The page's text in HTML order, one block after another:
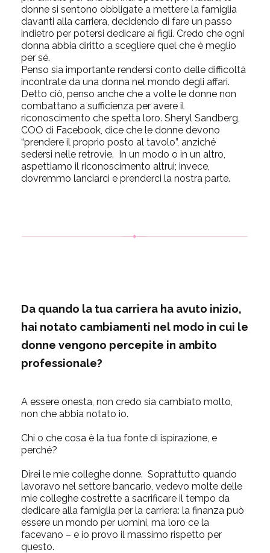
donne si sentono obbligate a mettere la famiglia
davanti alla carriera, decidendo di fare un passo
indietro per potersi dedicare ai figli. Credo che ogni
donna abbia diritto a scegliere quel che è meglio
per sé.
Penso sia importante rendersi conto delle difficoltà
incontrate da una donna nel mondo degli affari.
Detto ciò, penso anche che a volte le donne non
combattano a sufficienza per avere il
riconoscimento che spetta loro. Sheryl Sandberg,
COO di Facebook, dice che le donne devono
“prendere il proprio posto al tavolo”, anziché
sedersi nelle retrovie. In un modo o in un altro,
aspettiamo il riconoscimento altrui; invece,
dovremmo lanciarci e prenderci la nostra parte.
Da quando la tua carriera ha avuto inizio,
hai notato cambiamenti nel modo in cui le
donne vengono percepite in ambito
professionale?
A essere onesta, non credo sia cambiato molto,
non che abbia notato io.
Chi o che cosa è la tua fonte di ispirazione, e
perché?
Direi le mie colleghe donne. Soprattutto quando
lavoravo nel settore bancario, vedevo molte delle
mie colleghe costrette a sacrificare il tempo da
dedicare alla famiglia per la carriera: la finanza può
essere un mondo per uomini, ma loro ce la
facevano – e io provo il massimo rispetto per
questo.